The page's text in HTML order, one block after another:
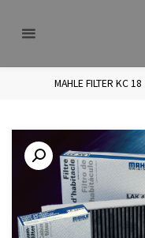
MAHLE FILTER KC 18